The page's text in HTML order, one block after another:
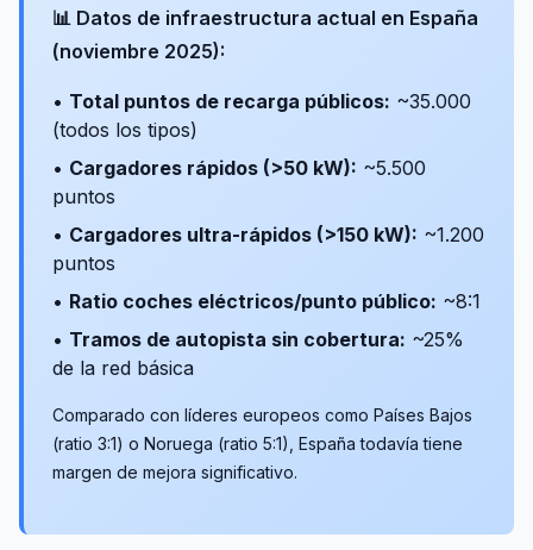
📊 Datos de infraestructura actual en España
(noviembre 2025):
• Total puntos de recarga públicos: ~35.000
(todos los tipos)
• Cargadores rápidos (>50 kW): ~5.500
puntos
• Cargadores ultra-rápidos (>150 kW): ~1.200
puntos
• Ratio coches eléctricos/punto público: ~8:1
• Tramos de autopista sin cobertura: ~25%
de la red básica
Comparado con líderes europeos como Países Bajos
(ratio 3:1) o Noruega (ratio 5:1), España todavía tiene
margen de mejora significativo.